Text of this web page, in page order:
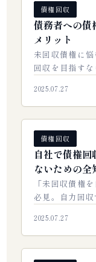
債権回収
債務者への債
メリット
未回収債権に
回収を目指す
体的な10のメ
2025.07.27
債権回収
自社で債権
ないための全
「未回収債権
必見。自力回
底解説します
2025.07.27